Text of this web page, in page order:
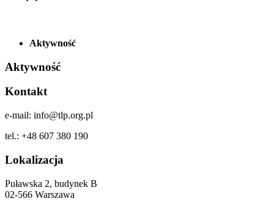
Aktywność
Aktywność
Kontakt
e-mail: info@tlp.org.pl
tel.: +48 607 380 190
Lokalizacja
Puławska 2, budynek B
02-566 Warszawa